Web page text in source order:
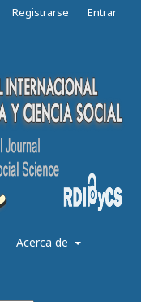
Acerca de
Registrarse Entrar